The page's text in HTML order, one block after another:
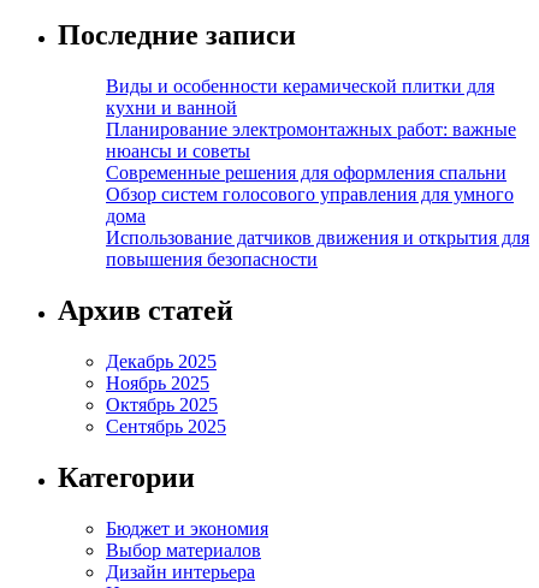
Последние записи
Виды и особенности керамической плитки для
кухни и ванной
Планирование электромонтажных работ: важные
нюансы и советы
Современные решения для оформления спальни
Обзор систем голосового управления для умного
дома
Использование датчиков движения и открытия для
повышения безопасности
Архив статей
Декабрь 2025
Ноябрь 2025
Октябрь 2025
Сентябрь 2025
Категории
Бюджет и экономия
Выбор материалов
Дизайн интерьера